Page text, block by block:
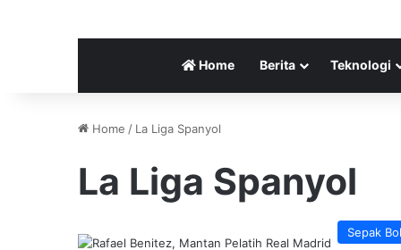
Home Berita Teknologi
Home / La Liga Spanyol
La Liga Spanyol
Sepak